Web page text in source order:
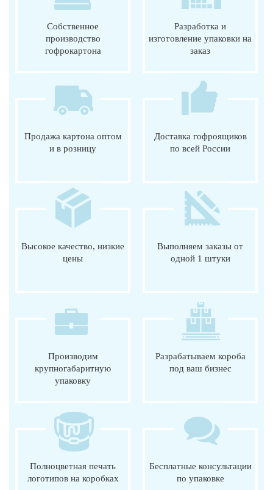
Собственное
производство
гофрокартона
Разработка и
изготовление упаковки на
заказ
Продажа картона оптом
и в розницу
Доставка гофроящиков
по всей России
Высокое качество, низкие
цены
Выполняем заказы от
одной 1 штуки
Производим
крупногабаритную
упаковку
Разрабатываем короба
под ваш бизнес
Полноцветная печать
логотипов на коробках
Бесплатные консультации
по упаковке